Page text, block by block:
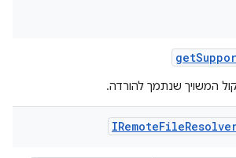
get
המשויך שנתמך להורדה.
IRemoteFile